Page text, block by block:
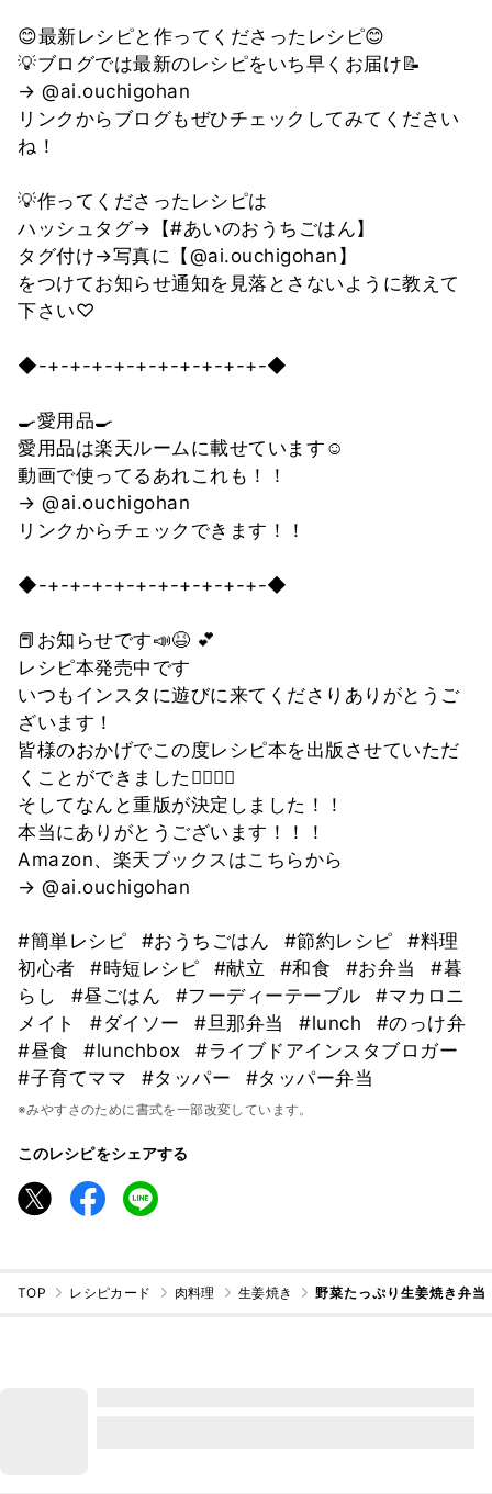
😊最新レシピと作ってくださったレシピ😊
💡ブログでは最新のレシピをいち早くお届け📝
→ @ai.ouchigohan
リンクからブログもぜひチェックしてみてください
ね！
💡作ってくださったレシピは
ハッシュタグ→【#あいのおうちごはん】
タグ付け→写真に【@ai.ouchigohan】
をつけてお知らせ通知を見落とさないように教えて
下さい♡
◆-+-+-+-+-+-+-+-+-+-+-◆
🍳愛用品🍳
愛用品は楽天ルームに載せています‪‪☺︎‬
動画で使ってるあれこれも！！
→ @ai.ouchigohan
リンクからチェックできます！！
◆-+-+-+-+-+-+-+-+-+-+-◆
📕お知らせです📣😆 💕
レシピ本発売中です
いつもインスタに遊びに来てくださりありがとうご
ざいます！
皆様のおかげでこの度レシピ本を出版させていただ
くことができました🙇‍♀‍🙇‍♀‍
そしてなんと重版が決定しました！！
本当にありがとうございます！！！
Amazon、楽天ブックスはこちらから
→ @ai.ouchigohan
#簡単レシピ #おうちごはん #節約レシピ
#料理
初心者
#時短レシピ #献立 #和食 #お弁当
#暮
らし
#昼ごはん #フーディーテーブル
#マカロニ
メイト
#ダイソー #旦那弁当 #lunch
#のっけ弁
#昼食
#lunchbox
#ライブドアインスタブロガー
#子育てママ
#タッパー #タッパー弁当
※みやすさのために書式を一部改変しています。
このレシピをシェアする
TOP レシピカード 肉料理 生姜焼き 野菜たっぷり生姜焼き弁当